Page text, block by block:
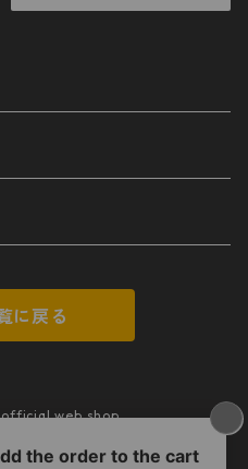
に戻る
web shop
by